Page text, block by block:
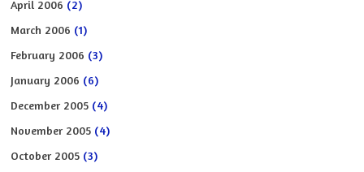
April 2006 (2)
March 2006 (1)
February 2006 (3)
January 2006 (6)
December 2005 (4)
November 2005 (4)
October 2005 (3)